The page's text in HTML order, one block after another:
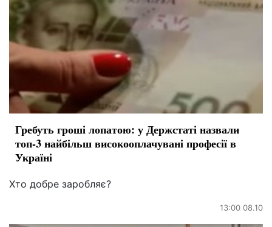
Гребуть гроші лопатою: у Держстаті назвали
топ-3 найбільш високооплачувані професії в
Україні
Хто добре заробляє?
13:00 08.10